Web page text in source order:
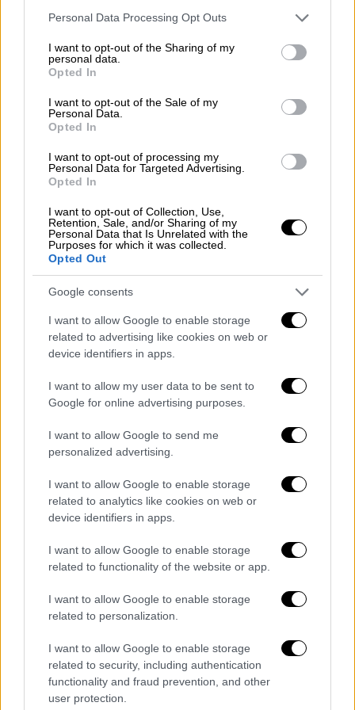
Please note that this website/app uses one or more Google
not limited to your visit or usage behaviour. You may click to
grant or deny consent to Google and its third-party tags to
use your data for below specified purposes in below Google
consent section.
Personal Data Processing Opt Outs
I want to opt-out of the Sharing of my
personal data.
Opted In
I want to opt-out of the Sale of my
Personal Data.
Opted In
I want to opt-out of processing my
Personal Data for Targeted Advertising.
Opted In
I want to opt-out of Collection, Use,
Retention, Sale, and/or Sharing of my
Personal Data that Is Unrelated with the
Purposes for which it was collected.
Opted Out
Google consents
I want to allow Google to enable storage
related to advertising like cookies on web or
device identifiers in apps.
I want to allow my user data to be sent to
Google for online advertising purposes.
I want to allow Google to send me
personalized advertising.
I want to allow Google to enable storage
related to analytics like cookies on web or
device identifiers in apps.
I want to allow Google to enable storage
related to functionality of the website or app.
I want to allow Google to enable storage
related to personalization.
I want to allow Google to enable storage
related to security, including authentication
functionality and fraud prevention, and other
user protection.
Το «λακωνικό» μήνυμα του Τραμπ -
«Ας αναπαυθεί εν ειρήνη»
Υπενθυμίζεται πως με
αναρτήσεις
ο Αμερικανός
πρόεδρος αποχαιρέτησε τον Πάπα
Φραγκίσκο που άφησε την τελευταία του
πνοή σε ηλικία 88 ετών.
Μετά την ολιγόλογη ανάρτηση «Ας
αναπαυθεί εν ειρήνη» του Λευκού Οίκου στο
Χ, ο Ντόναλντ Τραμπ επανήλθε στην
πλατφόρμα Truth Social για να γράψει:
«Αναπαύσου εν ειρήνη πάπα Φραγκίσκε! Ο
θεός ας σε ευλογεί και μαζί εκείνους που σε
αγάπησαν».
Ο πάπας Φραγκίσκος είχε ασκήσει κριτική
πολιτική του.
Σημειώνεται πως τοΒατικανό
τις τελευταίες προετοιμασίες χθες (25/04)
για την κηδεία τουπάπα Φραγκίσκου
καθώς
και του μνήματος του
εκλιπόντος ποντίφικα. Είναι φτιαγμένο από